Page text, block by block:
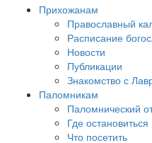
Прихожанам
Православный
Расписание
Новости
Публикации
Знакомство с
Паломникам
Паломнический
Где остановиться
Что посетить